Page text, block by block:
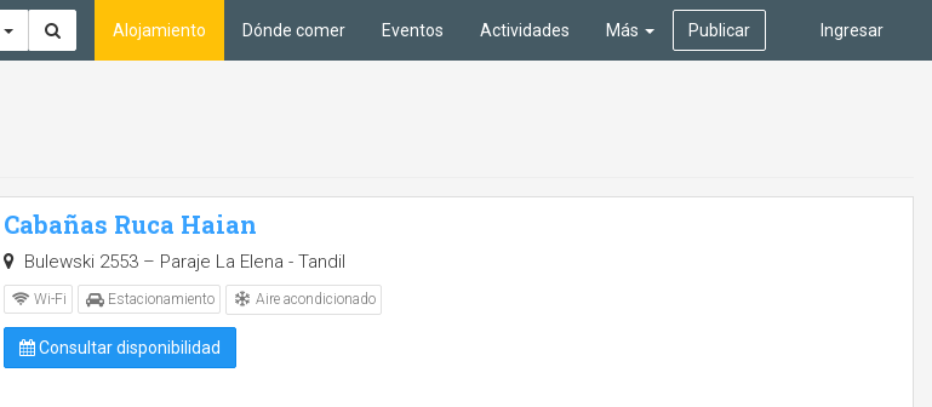
Ingresar
Alojamiento Dónde comer Eventos Actividades Más Publicar
Cabañas Ruca Haian
Bulewski 2553 – Paraje La Elena - Tandil
Wi-Fi Estacionamiento Aire acondicionado
Consultar disponibilidad